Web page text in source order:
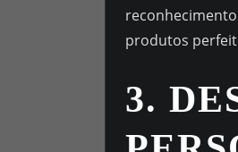
produtos
3.